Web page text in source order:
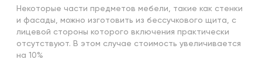
Некоторые части предметов мебели, такие как стенки
и фасады, можно изготовить из бессучкового щита, с
лицевой стороны которого включения практически
отсутствуют. В этом случае стоимость увеличивается
на 10%